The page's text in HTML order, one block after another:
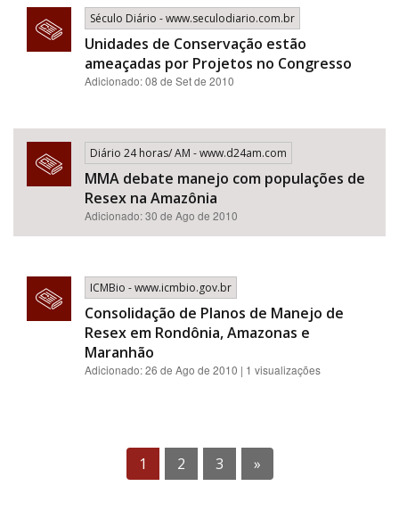
Século Diário - www.seculodiario.com.br
Unidades de Conservação estão
ameaçadas por Projetos no Congresso
Adicionado: 08 de Set de 2010
Diário 24 horas/ AM - www.d24am.com
MMA debate manejo com populações de
Resex na Amazônia
Adicionado: 30 de Ago de 2010
ICMBio - www.icmbio.gov.br
Consolidação de Planos de Manejo de
Resex em Rondônia, Amazonas e
Maranhão
Adicionado: 26 de Ago de 2010 | 1 visualizações
1 2 3 »